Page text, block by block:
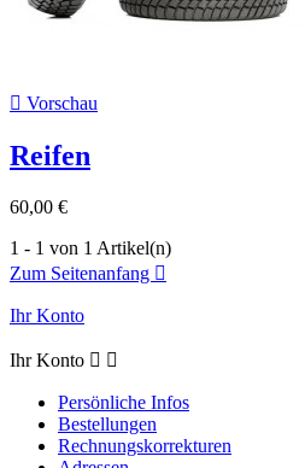
 Vorschau
Reifen
60,00 €
1 - 1 von 1 Artikel(n)
Zum Seitenanfang 
Ihr Konto
Ihr Konto  
Persönliche Infos
Bestellungen
Rechnungskorrekturen